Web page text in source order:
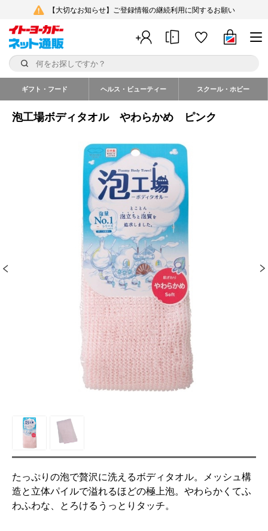
【大切なお知らせ】ご登録情報の継続利用に関するお願い
ギフト・フード ヘルス・ビューティー スクール・ホビー
泡工場ボディタオル やわらかめ ピンク
たっぷりの泡で贅沢に洗えるボディタオル。メッシュ構
造と立体パイルで溢れるほどの極上泡。やわらかくてふ
わふわな、とろけるうっとりタッチ。